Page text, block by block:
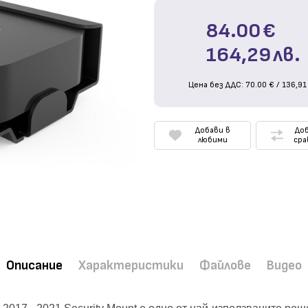
84.00€
164,29лв.
Цена без ДДС: 70.00 € / 136,91
Добави в
любими
Описание Характеристики Файлове Видео